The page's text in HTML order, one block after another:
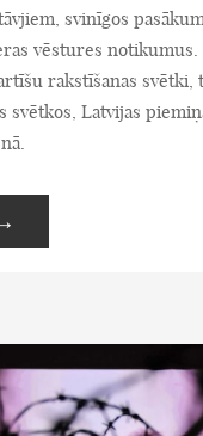
svinīgos
vēstures notikumus.
rakstīšanas svētki,
svētkos, Latvijas